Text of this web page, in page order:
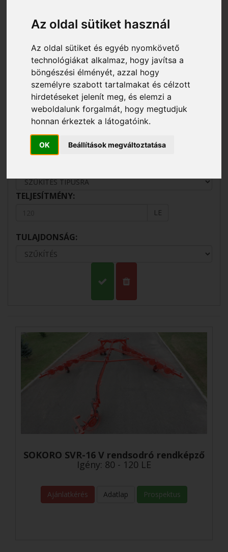
Az oldal sütiket használ
Az oldal sütiket és egyéb nyomkövető
technológiákat alkalmaz, hogy javítsa a
böngészési élményét, azzal hogy
személyre szabott tartalmakat és célzott
hirdetéseket jelenít meg, és elemzi a
weboldalunk forgalmát, hogy megtudjuk
honnan érkeztek a látogatóink.
OK Beállítások megváltoztatása
AZ EAGRO KFT
MEZŐGAZDASÁGI
GÉPKÍNÁLATA
SOKORO GÉPEK AZ EAGRO KFT KÍNÁLATÁBAN
GYÁRTÓ:
TELJESÍTMÉNY:
LE
TULAJDONSÁG:
SOKORO SVR-16 V rendsodró rendképző
Igény: 80 - 120 LE
Ajánlatkérés Adatlap Prospektus